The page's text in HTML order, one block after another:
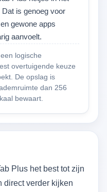
is genoeg voor
gewone apps
aanvoelt.
logische
overtuigende keuze
De opslag is
dan 256
bewaart.
Plus het best tot zijn
direct verder kijken